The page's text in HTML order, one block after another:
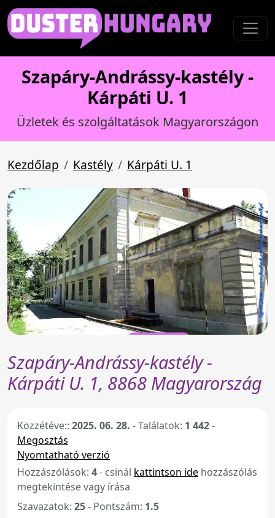
Szapáry-Andrássy-kastély -
Kárpáti U. 1
Üzletek és szolgáltatások Magyarországon
Kezdőlap Kastély Kárpáti U. 1
Szapáry-Andrássy-kastély -
Kárpáti U. 1, 8868 Magyarország
Közzétéve:: 2025. 06. 28. -Találatok: 1 442-
Megosztás
Nyomtatható verzió
Hozzászólások: 4- csinál kattintson ide hozzászólás
megtekintése vagy írása
Szavazatok: 25- Pontszám: 1.5